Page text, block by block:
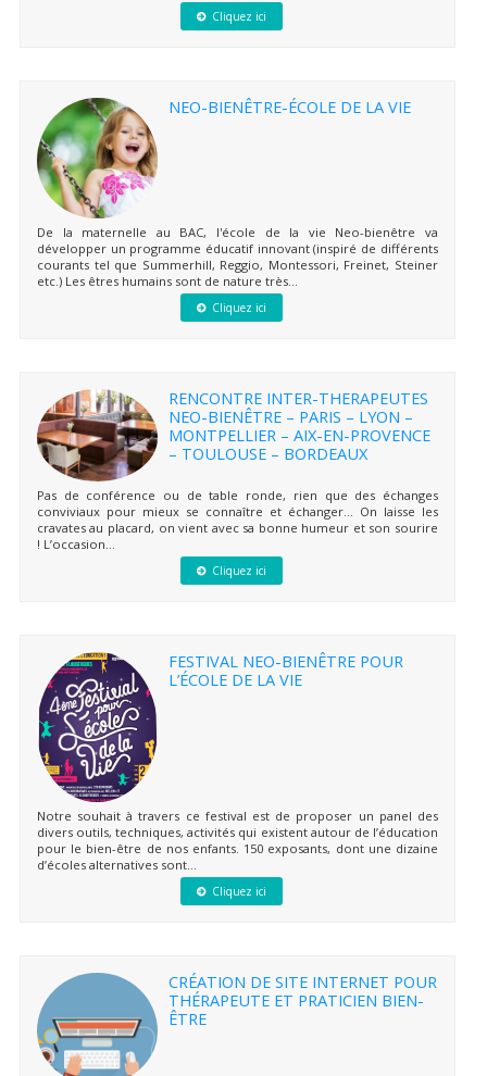
Cliquez ici
NEO-BIENÊTRE-ÉCOLE DE LA VIE
De la maternelle au BAC, l'école de la vie Neo-bienêtre va
développer un programme éducatif innovant (inspiré de différents
courants tel que Summerhill, Reggio, Montessori, Freinet, Steiner
etc.) Les êtres humains sont de nature très...
Cliquez ici
RENCONTRE INTER-THERAPEUTES
NEO-BIENÊTRE – PARIS – LYON –
MONTPELLIER – AIX-EN-PROVENCE
– TOULOUSE – BORDEAUX
Pas de conférence ou de table ronde, rien que des échanges
conviviaux pour mieux se connaître et échanger… On laisse les
cravates au placard, on vient avec sa bonne humeur et son sourire
! L’occasion...
Cliquez ici
FESTIVAL NEO-BIENÊTRE POUR
L’ÉCOLE DE LA VIE
Notre souhait à travers ce festival est de proposer un panel des
divers outils, techniques, activités qui existent autour de l’éducation
pour le bien-être de nos enfants. 150 exposants, dont une dizaine
d’écoles alternatives sont...
Cliquez ici
CRÉATION DE SITE INTERNET POUR
THÉRAPEUTE ET PRATICIEN BIEN-
ÊTRE